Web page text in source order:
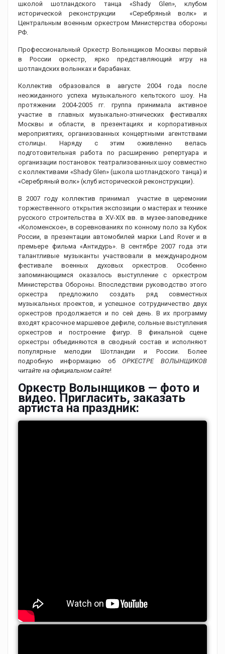
школой шотландского танца «Shady Glen», клубом
исторической реконструкции «Серебряный волк» и
Центральным военным оркестром Министерства обороны
РФ.
Профессиональный Оркестр Волынщиков Москвы первый
в России оркестр, ярко представляющий игру на
шотландских волынках и барабанах.
Коллектив образовался в августе 2004 года после
неожиданного успеха музыкального кельтского шоу. На
протяжении 2004-2005 гг. группа принимала активное
участие в главных музыкально-этнических фестивалях
Москвы и области, в презентациях и корпоративных
мероприятиях, организованных концертными агентствами
столицы. Наряду с этим оживленно велась
подготовительная работа по расширению репертуара и
организации постановок театрализованных шоу совместно
с коллективами «Shady Glen» (школа шотландского танца) и
«Серебряный волк» (клуб исторической реконструкции).
В 2007 году коллектив принимал участие в церемонии
торжественного открытия экспозиции о мастерах и технике
русского строительства в XV-XIX вв. в музее-заповеднике
«Коломенское», в соревнованиях по конному поло за Кубок
России, в презентации автомобилей марки Land Rover и в
премьере фильма «Антидурь». В сентябре 2007 года эти
талантливые музыканты участвовали в международном
фестивале военных духовых оркестров. Особенно
запоминающимся оказалось выступление с оркестром
Министерства Обороны. Впоследствии руководство этого
оркестра предложило создать ряд совместных
музыкальных проектов, и успешное сотрудничество двух
оркестров продолжается и по сей день. В их программу
входят красочное маршевое дефиле, сольные выступления
оркестров и построение фигур. В финальной сцене
оркестры объединяются в сводный состав и исполняют
популярные мелодии Шотландии и России. Более
подробную информацию обОРКЕСТРЕ ВОЛЫНЩИКОВ
читайте на официальном сайте!
Оркестр Волынщиков — фото и
видео. Пригласить, заказать
артиста на праздник: